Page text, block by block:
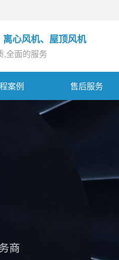
心风机、屋顶风机
,全面的服务
案例 售后服务